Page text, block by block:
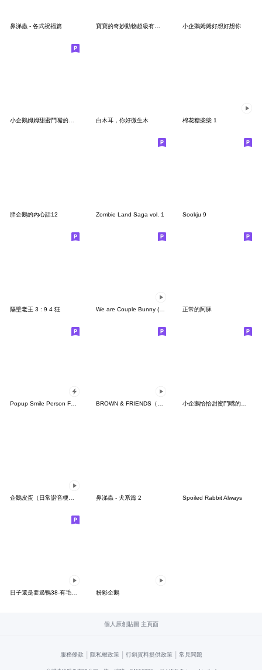
鼻涕蟲 - 各式祝福篇 小企鵝姆姆好想好想你
白木耳，你好微生木 棉花糖柴柴 1
胖企鵝的內心話12 Zombie Land Saga vol. 1 Sookju 9
隔壁老王 3 : 9 4 狂 正常的阿豚
小企鵝恰恰甜蜜鬥嘴的聖誕節
企鵝皮蛋（日常諧音梗篇） 鼻涕蟲 - 犬系篇 2 Spoiled Rabbit Always
粉彩企鵝
個人原創貼圖 主頁面
服務條款 | 隱私權政策 | 行銷資料提供政策 | 常見問題